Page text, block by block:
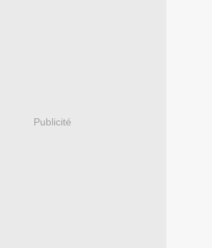
Publicité